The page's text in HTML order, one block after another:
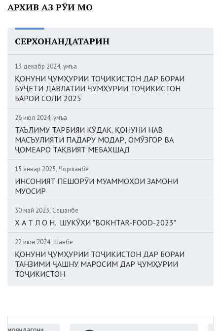
АРХИВ АЗ РӮИ МОҲ
СЕРХОНАНДАТАРИН
13 декабр 2024, Ҷумъа
ҚОНУНИ ҶУМҲУРИИ ТОҶИКИСТОН ДАР БОРАИ
БУҶЕТИ ДАВЛАТИИ ҶУМҲУРИИ ТОҶИКИСТОН
БАРОИ СОЛИ 2025
26 июл 2024, Ҷумъа
ТАЪЛИМУ ТАРБИЯИ КӮДАК. ҚОНУНИ НАВ
МАСЪУЛИЯТИ ПАДАРУ МОДАР, ОМӮЗГОР ВА
ҶОМЕАРО ТАҚВИЯТ МЕБАХШАД
15 январ 2025, Чоршанбе
ИНСОНИЯТ ПЕШОРӮИ МУАММОҲОИ ЗАМОНИ
МУОСИР
30 май 2023, Сешанбе
Х А Т Л О Н. ШУКӮҲИ "BOKHTAR-FOOD-2023"
22 июн 2024, Шанбе
ҚОНУНИ ҶУМҲУРИИ ТОҶИКИСТОН ДАР БОРАИ
ТАНЗИМИ ҶАШНУ МАРОСИМ ДАР ҶУМҲУРИИ
ТОҶИКИСТОН